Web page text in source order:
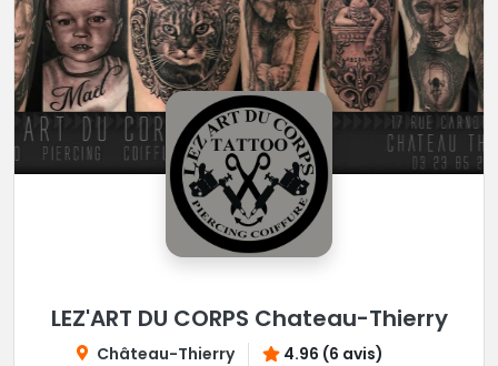
LEZ'ART DU CORPS Chateau-Thierry
Château-Thierry 4.96 (6 avis)